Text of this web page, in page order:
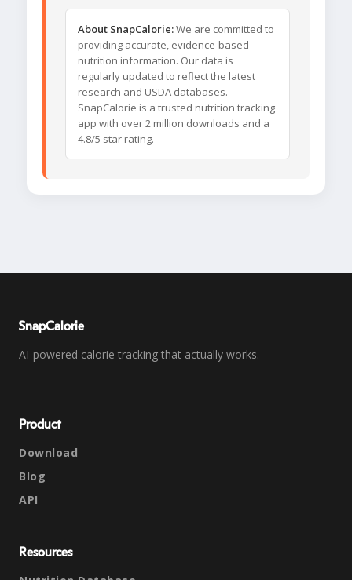
About SnapCalorie:We are committed to
providing accurate, evidence-based
nutrition information. Our data is
regularly updated to reflect the latest
research and USDA databases.
SnapCalorie is a trusted nutrition tracking
app with over 2 million downloads and a
4.8/5 star rating.
SnapCalorie
AI-powered calorie tracking that actually works.
Product
Download
Blog
API
Resources